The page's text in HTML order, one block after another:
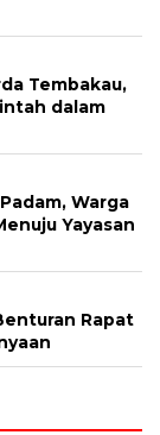
Tembakau,
dalam
Warga
Yayasan
Rapat